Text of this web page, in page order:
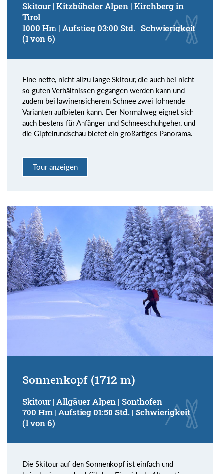
Skitour | Kitzbüheler Alpen | Kirchberg in
Tirol
1000 Hm | Aufstieg 03:00 Std. | Schwierigkeit
(1 von 6)
Eine nette, nicht allzu lange Skitour, die auch bei nicht
so guten Verhältnissen gegangen werden kann und
zudem bei lawinensicherem Schnee zwei lohnende
Varianten aufbieten kann. Der Normalweg eignet sich
auch bestens für Anfänger und Schneeschuhgeher, und
die Gipfelrundschau bietet ein großartiges Panorama.
Tour anzeigen
Sonnenkopf (1712 m)
Skitour | Allgäuer Alpen | Sonthofen
700 Hm | Aufstieg 01:50 Std. | Schwierigkeit
(1 von 6)
Die Skitour auf den Sonnenkopf ist einfach und